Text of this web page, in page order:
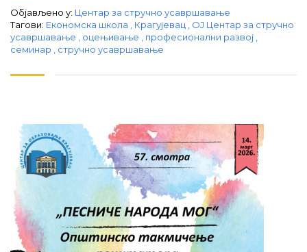
Објављено у: Центар за стручно усавршавање
Тагови: Економска школа Крагујевац
ОЈ Центар за стручно
усавршавање
оцењивање професионални развој
семинар
стручно усавршавање